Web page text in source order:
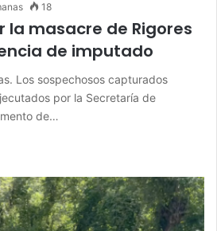
18
masacre de Rigores
de imputado
Los sospechosos capturados
por la Secretaría de
de…